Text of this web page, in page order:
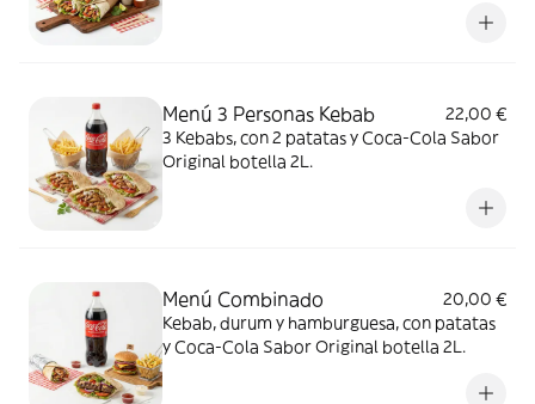
Menú 3 Personas Kebab
22,00 €
3 Kebabs, con 2 patatas y Coca-Cola Sabor
Original botella 2L.
Menú Combinado
20,00 €
Kebab, durum y hamburguesa, con patatas
y Coca-Cola Sabor Original botella 2L.